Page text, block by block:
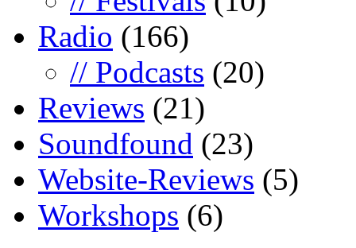
Radio (166)
// Podcasts (20)
Reviews (21)
Soundfound (23)
Website-Reviews (5)
Workshops (6)